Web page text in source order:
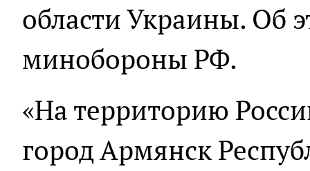
области Украины. Об
минобороны РФ.
«На территорию
город Армянск